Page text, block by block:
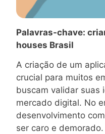
Palavras-chave:
houses Brasil
A criação de um
crucial para muitos
buscam validar suas
mercado digital. No
desenvolvimento
ser caro e